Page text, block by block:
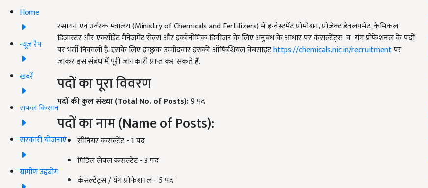
Home
न्यूज़ रैप
खबरें
सफल किसान
सरकारी योजनाएं
ग्रामीण उद्द्योग
रसायन एवं उर्वरक मंत्रालय (Ministry of Chemicals and Fertilizers) में इन्वेस्टमेंट प्रोमोशन, प्रोजेक्ट डेवलपमेंट, केमिकल
डिजास्टर और एक्सीडेंट मैनेजमेंट सेल्स और इकॉनोमिक डिवीजन के लिए अनुबंध के आधार पर कंसल्टेंट्स व यंग प्रोफेशनल के पदों
पर भर्ती निकाली हैं. इसके लिए इच्छुक उम्मीदवार इसकी ऑफिशियल वेबसाइटhttps://chemicals.nic.in/recruitmentपर
जाकर इस संबंध में पूरी जानकारी प्राप्त कर सकते हैं.
पदों का पूरा विवरण
पदों की कुल संख्या (Total No. of Posts):9 पद
पदों का नाम (Name of Posts):
सीनियर कंसल्टेंट - 1 पद
मिडिल लेवल कंसल्टेंट - 3 पद
कंसल्टेंट्स / यंग प्रोफेशनल - 5 पद